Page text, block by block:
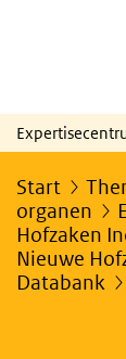
Start
organen
Hofzaken
Nieuwe
Databank